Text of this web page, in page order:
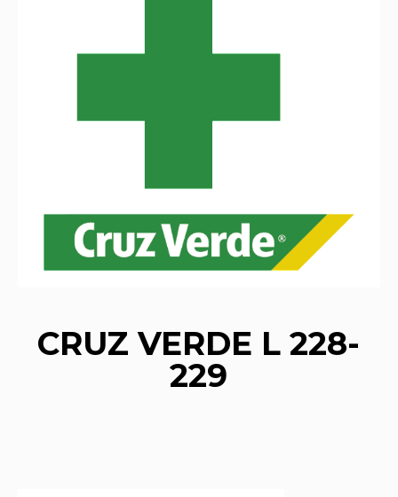
CRUZ VERDE L 228-
229